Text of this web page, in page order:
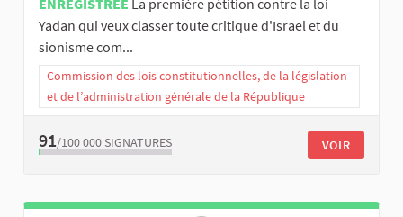
Yadan qui veux classer toute critique d'Israel et du
sionisme com...
Commission des lois constitutionnelles, de la législation
et de l’administration générale de la République
91/100 000 SIGNATURES VOIR